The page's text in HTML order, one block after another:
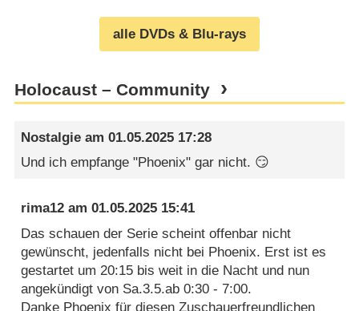
alle DVDs & Blu-rays
Holocaust – Community
Nostalgie am01.05.2025 17:28
Und ich empfange "Phoenix" gar nicht. 😏
rima12 am01.05.2025 15:41
Das schauen der Serie scheint offenbar nicht
gewünscht, jedenfalls nicht bei Phoenix. Erst ist es
gestartet um 20:15 bis weit in die Nacht und nun
angekündigt von Sa.3.5.ab 0:30 - 7:00.
Danke Phoenix für diesen Zuschauerfreundlichen